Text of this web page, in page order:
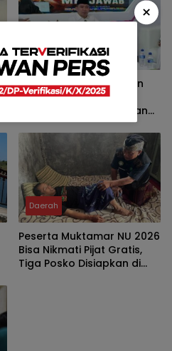
Daerah
Bupati Fawait Tegaskan
BOR Dua RSD Lebih 100
Persen, Perlu Percepatan
Penambahan Tempat
Tidur Pasien
Daerah
Peserta Muktamar NU 2026
Bisa Nikmati Pijat Gratis,
Tiga Posko Disiapkan di
×